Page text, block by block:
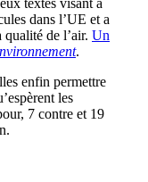
textes visant à
dans l’UE et a
de l’air. Un
.
enfin permettre
les
7 contre et 19